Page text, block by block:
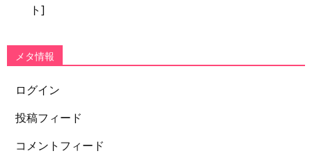
ト]
メタ情報
ログイン
投稿フィード
コメントフィード